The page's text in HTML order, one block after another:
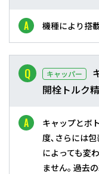
機種により搭
キャッパー
開栓トルク
キャップとボ
度､さらには
によっても変
ません｡ 過去